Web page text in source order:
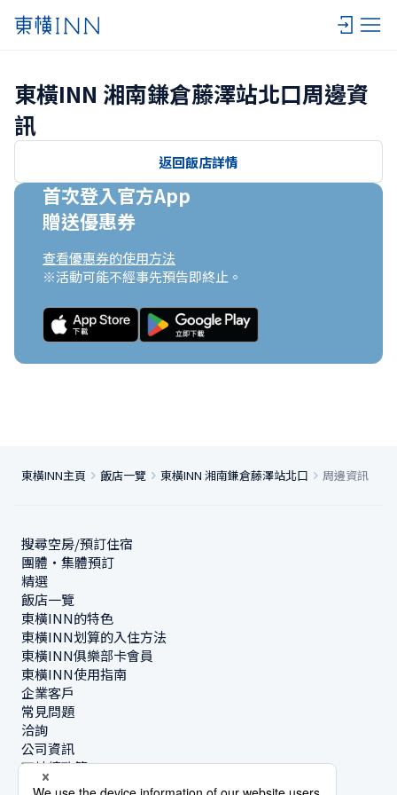
東橫INN 湘南鎌倉藤澤站北口周邊資
訊
返回飯店詳情
首次登入官方App
贈送優惠券
查看優惠券的使用方法
※活動可能不經事先預告即終止。
東橫INN主頁 飯店一覽 東橫INN 湘南鎌倉藤澤站北口 周邊資訊
搜尋空房/預訂住宿
團體・集體預訂
精選
飯店一覽
東橫INN的特色
東橫INN划算的入住方法
東橫INN俱樂部卡會員
東橫INN使用指南
企業客戶
常見問題
洽詢
公司資訊
可持續政策